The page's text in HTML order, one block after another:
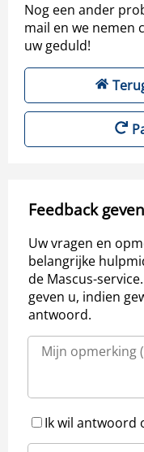
Nog een ander
mail en we nemen
uw geduld!
Feedback geven
Uw vragen en
belangrijke
de Mascus-
geven u, indien
antwoord.
Ik wil antwoord